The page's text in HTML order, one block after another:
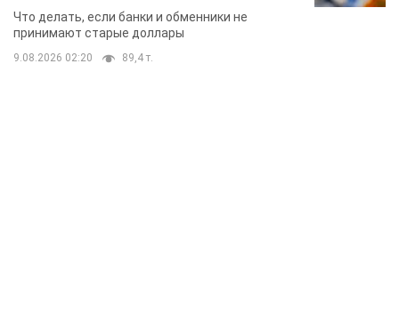
банки такие купюры
Что делать, если банки и обменники не
принимают старые доллары
9.08.2026 02:20 89,4 т.